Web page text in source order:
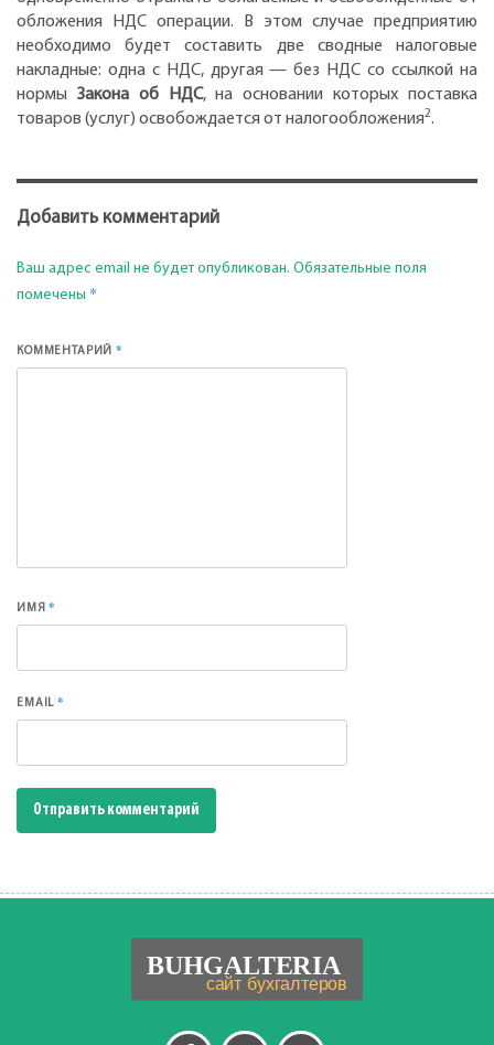
обложения НДС операции. В этом случае предприятию
необходимо будет составить две сводные налоговые
накладные: одна с НДС, другая — без НДС со ссылкой на
нормы Закона об НДС, на основании которых поставка
товаров (услуг) освобождается от налогообложения2.
Добавить комментарий
Ваш адрес email не будет опубликован. Обязательные поля
помечены *
КОММЕНТАРИЙ*
ИМЯ*
EMAIL*